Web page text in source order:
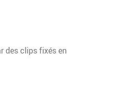
des clips fixés en